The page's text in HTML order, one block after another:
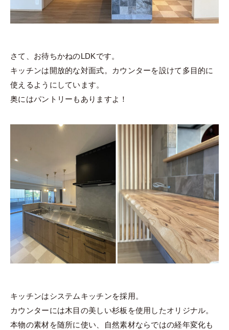
さて、お待ちかねのLDKです。
キッチンは開放的な対面式。カウンターを設けて多目的に
使えるようにしています。
奥にはパントリーもありますよ！
キッチンはシステムキッチンを採用。
カウンターには木目の美しい杉板を使用したオリジナル。
本物の素材を随所に使い、自然素材ならではの経年変化も